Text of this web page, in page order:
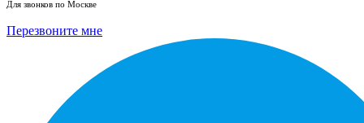
Для звонков по Москве
Перезвоните мне